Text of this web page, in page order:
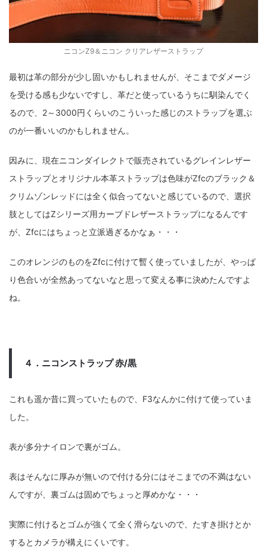
ニコンZ9＆ニコン クリアレザーストラップ
最初は革の部分が少し固いかもしれませんが、そこまでダメージ
を受ける感も少ないですし、革だと使っているうちに馴染んでく
るので、2～3000円くらいのこういった感じのストラップを選ぶ
のが一番いいのかもしれません。
因みに、現在ニコンダイレクトで販売されているグレインレザー
ストラップとオリジナル本革ストラップは色味がZfcのブラック＆
クリムゾンレッドには全く似合ってないと感じているので、選択
肢としてはZシリーズ用カーブドレザーストラップになるんです
が、Zfcにはちょっと立派過ぎるかなぁ・・・
このオレンジのものをZfcに付けて暫く使っていましたが、やっぱ
り色合いが全然あってないなと思って変える事に決めたんですよ
ね。
４．ニコンストラップ 赤/黒
これも遥か昔に買っていたもので、F3なんかに付けて使っていま
した。
表が多分ナイロンで裏がゴム。
表はそんなに厚みが無いので付ける分にはそこまでの不満はない
んですが、裏ゴムは固めでちょっと厚めかな・・・
実際に付けるとゴムが強くて全く滑らないので、たすき掛けとか
するとカメラが構えにくいです。